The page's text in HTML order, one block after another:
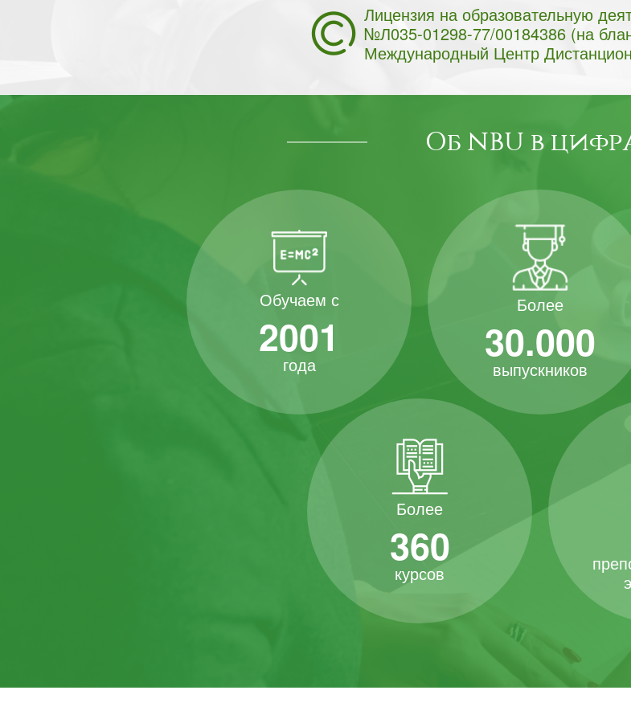
Лицензия на образовательную
№Л035-01298-77/00184386 (на
Международный Центр
Об NBU в
Обучаем с
2001
года
Более
30.000
выпускников
Более
360
курсов